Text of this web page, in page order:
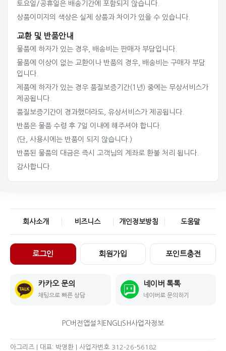
토요일/공휴일은 배송기간에 포함되지 않습니다.
상품이미지의 색상은 실제 상품과 차이가 있을 수 있습니다.
교환 및 반품안내
물품에 하자가 있는 경우, 배송비는 판매자 부담입니다.
물품에 이상이 없는 교환이나 반품의 경우, 배송비는 구매자 부담
입니다.
제품에 하자가 있는 경우 품질보증기간(1년) 중에는 무상서비스가
제공됩니다.
품질보증기간이 경과했더라도, 유상서비스가 제공됩니다.
반품은 물품 수령 후 7일 이내에 해주셔야 합니다.
(단, 사용시에는 반품이 되지 않습니다.)
반품된 물품의 대금은 즉시 고객님의 계좌로 환불 처리 됩니다.
감사합니다.
회사소개 비즈니스 개인정보방침 도움말
로그인 회원가입 포인트충전
카카오 문의
채팅으로 빠른 상담
네이버 톡톡
네이버로 문의하기
PC버전 앱설치 ENGLISH사업자정보
아그리즈 | 대표: 박영환 | 사업자번호 312-26-56182